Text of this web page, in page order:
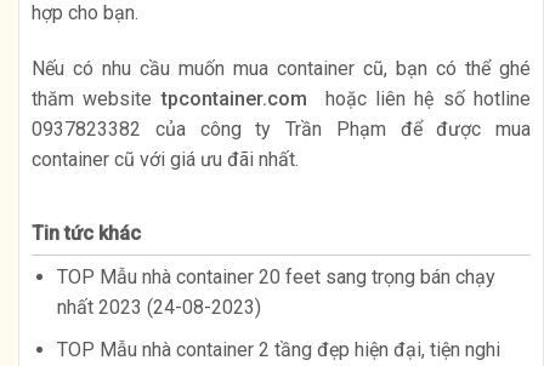
hợp cho bạn.
Nếu có nhu cầu muốn mua container cũ, bạn có thể ghé
thăm websitetpcontainer.com hoặc liên hệ số hotline
0937823382 của công ty Trần Phạm để được mua
container cũ với giá ưu đãi nhất.
Tin tức khác
TOP Mẫu nhà container 20 feet sang trọng bán chạy
nhất 2023 (24-08-2023)
TOP Mẫu nhà container 2 tầng đẹp hiện đại, tiện nghi